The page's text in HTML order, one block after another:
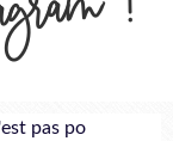
pas po